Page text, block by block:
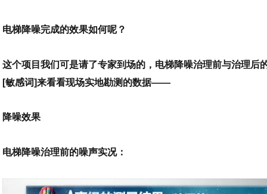
电梯降噪完成的效果如何呢？
这个项目我们可是请了专家到场的，电梯降噪治理前与治理后
[敏感词]来看看现场实地勘测的数据——
降噪效果
电梯降噪治理前的噪声实况：